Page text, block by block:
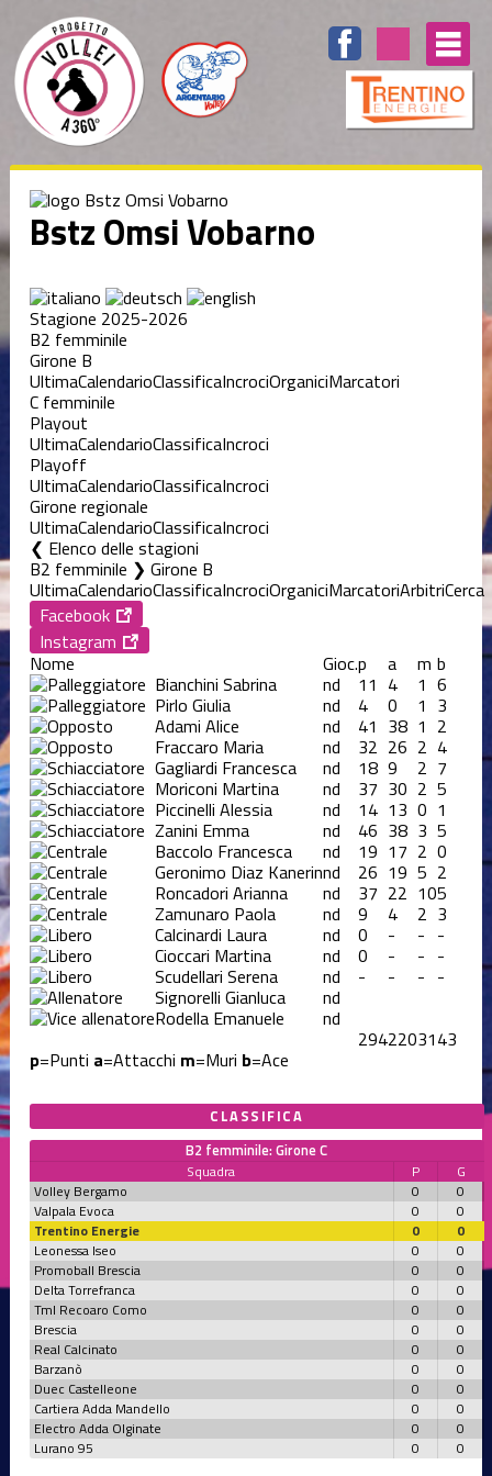
Bstz Omsi Vobarno
Stagione 2025-2026
B2 femminile
Girone B
UltimaCalendarioClassificaIncrociOrganiciMarcatori
C femminile
Playout
UltimaCalendarioClassificaIncroci
Playoff
UltimaCalendarioClassificaIncroci
Girone regionale
UltimaCalendarioClassificaIncroci
Elenco delle stagioni
B2 femminile ❯ Girone B
UltimaCalendarioClassificaIncrociOrganiciMarcatoriArbitriCerca
Facebook
Instagram
Nome
Gioc.p a m b
Bianchini Sabrina nd 11 4 1 6
Pirlo Giulia nd 4 0 1 3
Adami Alice nd 41 38 1 2
Fraccaro Maria nd 32 26 2 4
Gagliardi Francesca nd 18 9 2 7
Moriconi Martina nd 37 30 2 5
Piccinelli Alessia nd 14 13 0 1
Zanini Emma nd 46 38 3 5
Baccolo Francesca nd 19 17 2 0
Geronimo Diaz Kanerinnd 26 19 5 2
Roncadori Arianna nd 37 22 105
Zamunaro Paola nd 9 4 2 3
Calcinardi Laura nd 0 - - -
Cioccari Martina nd 0 - - -
Scudellari Serena nd - - - -
Signorelli Gianluca nd
Rodella Emanuele nd
2942203143
p=Punti a=Attacchi m=Muri b=Ace
CLASSIFICA
B2 femminile: Girone C
Squadra P
G
Volley Bergamo
0
0
Valpala Evoca
0
0
Trentino Energie
0
0
Leonessa Iseo
0
0
Promoball Brescia
0
0
Delta Torrefranca
0
0
Tml Recoaro Como
0
0
Brescia
0
0
Real Calcinato
0
0
Barzanò
0
0
Duec Castelleone
0
0
Cartiera Adda Mandello
0
0
Electro Adda Olginate
0
0
Lurano 95
0 0